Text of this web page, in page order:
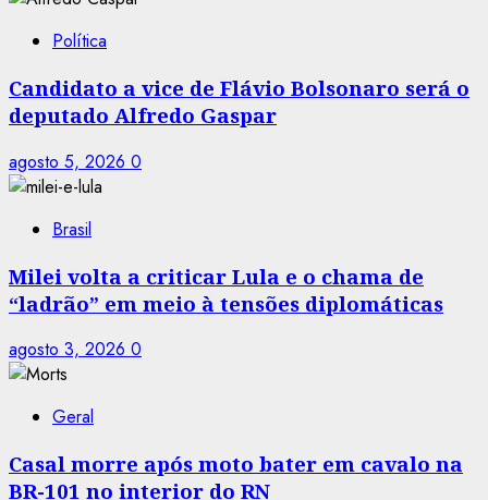
Política
Candidato a vice de Flávio Bolsonaro será o
deputado Alfredo Gaspar
agosto 5, 2026 0
Brasil
Milei volta a criticar Lula e o chama de
“ladrão” em meio à tensões diplomáticas
agosto 3, 2026 0
Geral
Casal morre após moto bater em cavalo na
BR-101 no interior do RN